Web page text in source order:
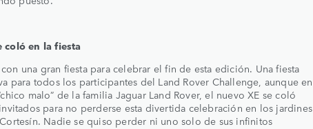
coló en la fiesta
una gran fiesta para celebrar el fin de esta edición. Una fiesta
para todos los participantes del Land Rover Challenge, aunque en
malo” de la familia Jaguar Land Rover, el nuevo XE se coló
para no perderse esta divertida celebración en los jardines
Nadie se quiso perder ni uno solo de sus infinitos